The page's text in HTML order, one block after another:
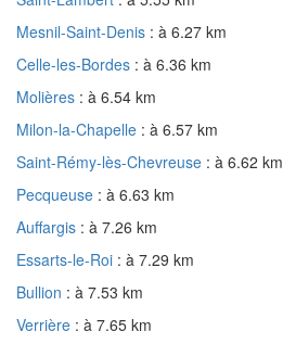
Mesnil-Saint-Denis : à 6.27 km
Celle-les-Bordes : à 6.36 km
Molières : à 6.54 km
Milon-la-Chapelle : à 6.57 km
Saint-Rémy-lès-Chevreuse : à 6.62 km
Pecqueuse : à 6.63 km
Auffargis : à 7.26 km
Essarts-le-Roi : à 7.29 km
Bullion : à 7.53 km
Verrière : à 7.65 km